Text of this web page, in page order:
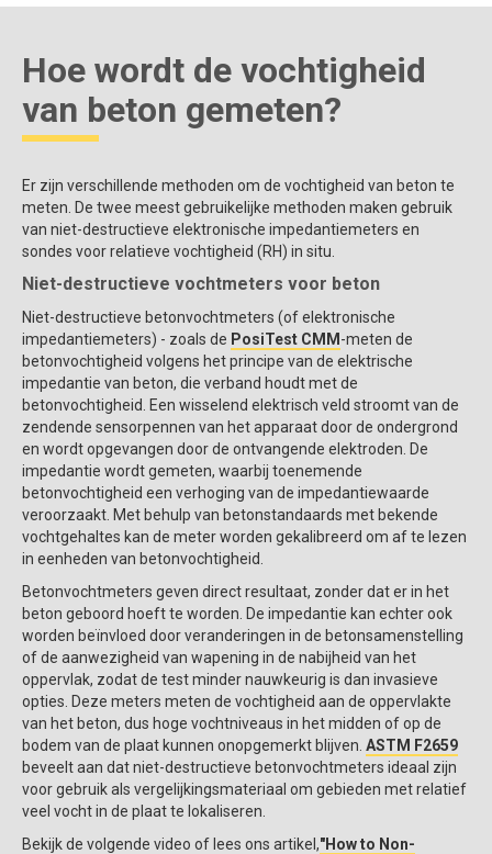
Hoe wordt de vochtigheid
van beton gemeten?
Er zijn verschillende methoden om de vochtigheid van beton te
meten. De twee meest gebruikelijke methoden maken gebruik
van niet-destructieve elektronische impedantiemeters en
sondes voor relatieve vochtigheid (RH) in situ.
Niet-destructieve vochtmeters voor beton
Niet-destructieve betonvochtmeters (of elektronische
impedantiemeters) - zoals de PosiTest CMM -meten de
betonvochtigheid volgens het principe van de elektrische
impedantie van beton, die verband houdt met de
betonvochtigheid. Een wisselend elektrisch veld stroomt van de
zendende sensorpennen van het apparaat door de ondergrond
en wordt opgevangen door de ontvangende elektroden. De
impedantie wordt gemeten, waarbij toenemende
betonvochtigheid een verhoging van de impedantiewaarde
veroorzaakt. Met behulp van betonstandaards met bekende
vochtgehaltes kan de meter worden gekalibreerd om af te lezen
in eenheden van betonvochtigheid.
Betonvochtmeters geven direct resultaat, zonder dat er in het
beton geboord hoeft te worden. De impedantie kan echter ook
worden beïnvloed door veranderingen in de betonsamenstelling
of de aanwezigheid van wapening in de nabijheid van het
oppervlak, zodat de test minder nauwkeurig is dan invasieve
opties. Deze meters meten de vochtigheid aan de oppervlakte
van het beton, dus hoge vochtniveaus in het midden of op de
bodem van de plaat kunnen onopgemerkt blijven. ASTM F2659
beveelt aan dat niet-destructieve betonvochtmeters ideaal zijn
voor gebruik als vergelijkingsmateriaal om gebieden met relatief
veel vocht in de plaat te lokaliseren.
Bekijk de volgende video of lees ons artikel,"How to Non-